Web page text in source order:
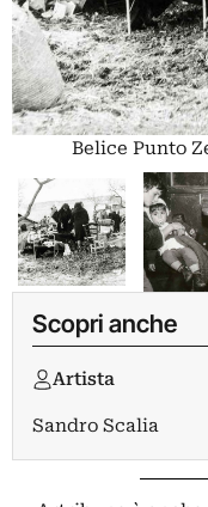
Belice Punto
Scopri anche
Artista
Sandro Scalia